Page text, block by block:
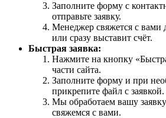
Заполните форму с
отправьте заявку.
Менеджер свяжется с вами
или сразу выставит счёт.
Быстрая заявка:
Нажмите на кнопку
части сайта.
Заполните форму и при
прикрепите файл с заявкой.
Мы обработаем вашу
свяжемся с вами.